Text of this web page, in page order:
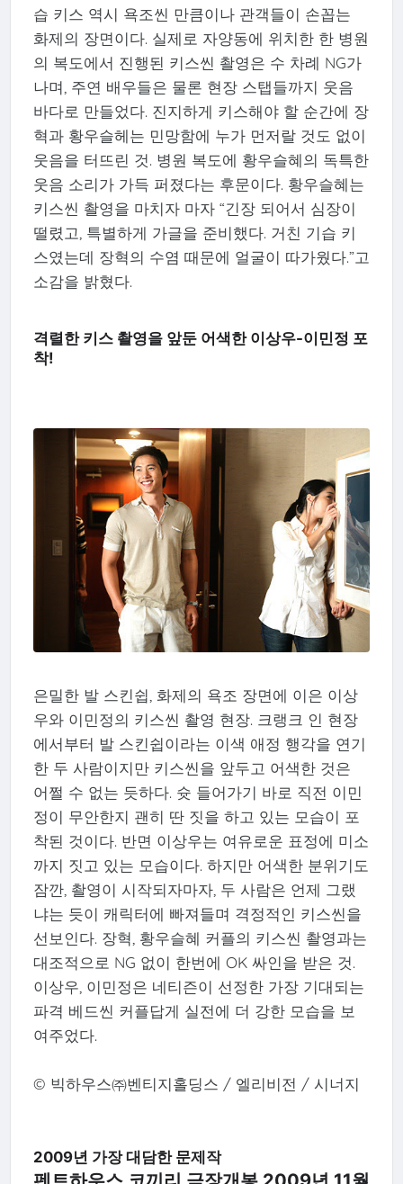
습 키스 역시 욕조씬 만큼이나 관객들이 손꼽는
화제의 장면이다. 실제로 자양동에 위치한 한 병원
의 복도에서 진행된 키스씬 촬영은 수 차례 NG가
나며, 주연 배우들은 물론 현장 스탭들까지 웃음
바다로 만들었다. 진지하게 키스해야 할 순간에 장
혁과 황우슬헤는 민망함에 누가 먼저랄 것도 없이
웃음을 터뜨린 것. 병원 복도에 황우슬혜의 독특한
웃음 소리가 가득 퍼졌다는 후문이다. 황우슬혜는
키스씬 촬영을 마치자 마자 “긴장 되어서 심장이
떨렸고, 특별하게 가글을 준비했다. 거친 기습 키
스였는데 장혁의 수염 때문에 얼굴이 따가웠다.”고
소감을 밝혔다.
격렬한 키스 촬영을 앞둔 어색한 이상우-이민정 포
착!
은밀한 발 스킨쉽, 화제의 욕조 장면에 이은 이상
우와 이민정의 키스씬 촬영 현장. 크랭크 인 현장
에서부터 발 스킨쉽이라는 이색 애정 행각을 연기
한 두 사람이지만 키스씬을 앞두고 어색한 것은
어쩔 수 없는 듯하다. 슛 들어가기 바로 직전 이민
정이 무안한지 괜히 딴 짓을 하고 있는 모습이 포
착된 것이다. 반면 이상우는 여유로운 표정에 미소
까지 짓고 있는 모습이다. 하지만 어색한 분위기도
잠깐, 촬영이 시작되자마자, 두 사람은 언제 그랬
냐는 듯이 캐릭터에 빠져들며 격정적인 키스씬을
선보인다. 장혁, 황우슬혜 커플의 키스씬 촬영과는
대조적으로 NG 없이 한번에 OK 싸인을 받은 것.
이상우, 이민정은 네티즌이 선정한 가장 기대되는
파격 베드씬 커플답게 실전에 더 강한 모습을 보
여주었다.
© 빅하우스㈜벤티지홀딩스 / 엘리비전 / 시너지
2009년 가장 대담한 문제작